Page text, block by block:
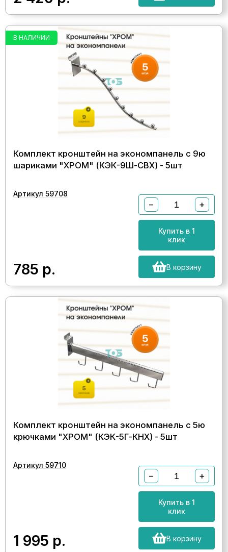
В НАЛИЧИИ
Комплект кронштейн на экономпанель с 9ю
шариками "ХРОМ" (КЭК-9Ш-CВХ) - 5шт
Артикул 59708
785 р.
− +
Купить в 1
клик
В корзину
Комплект кронштейн на экономпанель с 5ю
крючками "ХРОМ" (КЭК-5Г-КНХ) - 5шт
Артикул 59710
1 995 р.
− +
Купить в 1
клик
В корзину